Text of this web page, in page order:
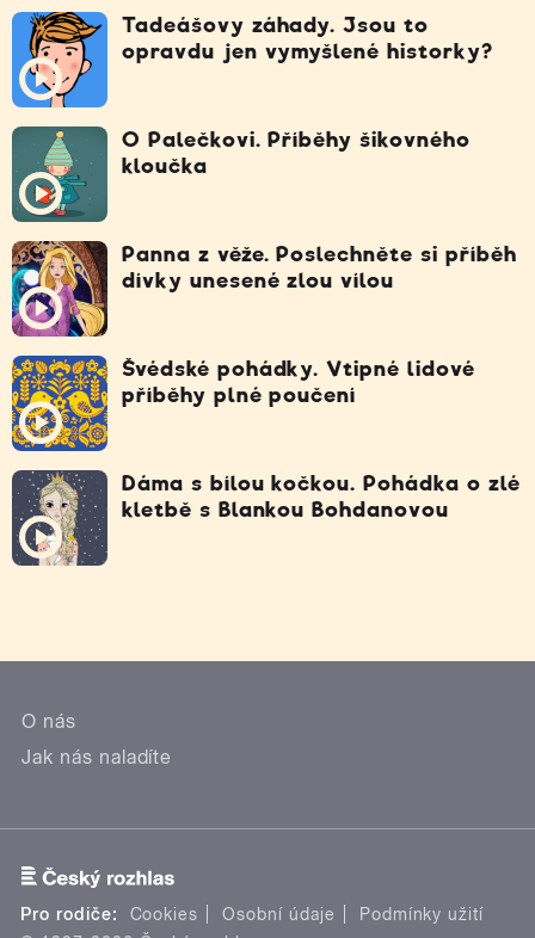
Tadeášovy záhady. Jsou to
opravdu jen vymyšlené historky?
O Palečkovi. Příběhy šikovného
kloučka
Panna z věže. Poslechněte si příběh
dívky unesené zlou vílou
Švédské pohádky. Vtipné lidové
příběhy plné poučení
Dáma s bílou kočkou. Pohádka o zlé
kletbě s Blankou Bohdanovou
O nás
Jak nás naladíte
Pro rodiče: Cookies Osobní údaje
Podmínky užití